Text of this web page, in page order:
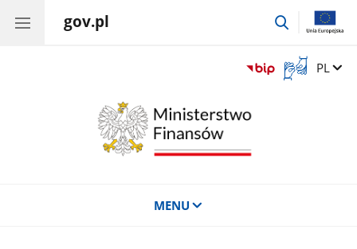
gov.pl
przejdź
Otwórz
okno
Zmień
PL
MENU